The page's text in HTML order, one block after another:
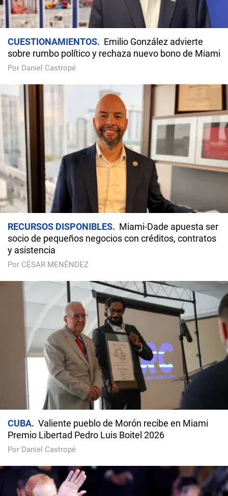
CUESTIONAMIENTOS
Emilio González advierte
sobre rumbo político y rechaza nuevo bono de Miami
Por Daniel Castropé
RECURSOS DISPONIBLES
Miami-Dade apuesta ser
socio de pequeños negocios con créditos, contratos
y asistencia
Por CÉSAR MENÉNDEZ
CUBA
Valiente pueblo de Morón recibe en Miami
Premio Libertad Pedro Luis Boitel 2026
Por Daniel Castropé